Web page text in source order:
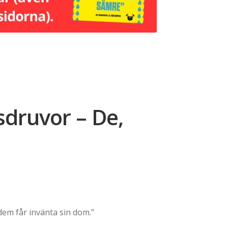
– De,
får invänta sin dom.”